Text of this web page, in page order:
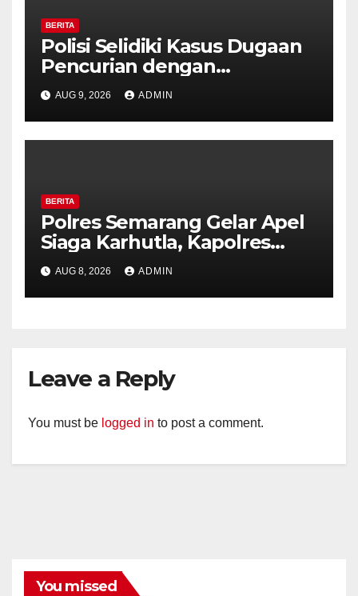
BERITA
Polisi Selidiki Kasus Dugaan
Pencurian dengan
Kekerasan di Counter HP
Royal Phone Ambarawa.
AUG 9, 2026 ADMIN
BERITA
Polres Semarang Gelar Apel
Siaga Karhutla, Kapolres
Tekankan Sinergi dan
Kesiapsiagaan Hadapi Musim
Kemarau.
AUG 8, 2026 ADMIN
Leave a Reply
You must be logged in to post a comment.
You missed